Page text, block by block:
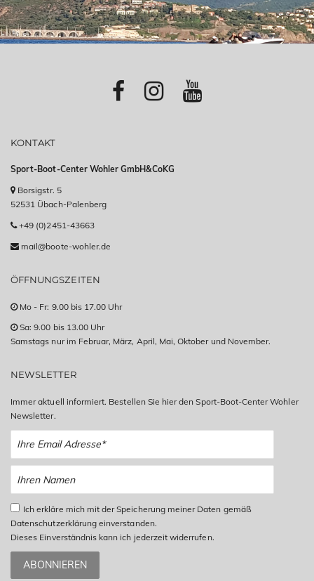
KONTAKT
Sport-Boot-Center Wohler GmbH&CoKG
Borsigstr. 5
52531 Übach-Palenberg
+49 (0)2451-43663
mail@boote-wohler.de
ÖFFNUNGSZEITEN
Mo - Fr: 9.00 bis 17.00 Uhr
Sa: 9.00 bis 13.00 Uhr
Samstags nur im Februar, März, April, Mai, Oktober und November.
NEWSLETTER
Immer aktuell informiert. Bestellen Sie hier den Sport-Boot-Center Wohler
Newsletter.
Ich erkläre mich mit der Speicherung meiner Daten gemäß
Datenschutzerklärung einverstanden.
Dieses Einverständnis kann ich jederzeit widerrufen.
ABONNIEREN